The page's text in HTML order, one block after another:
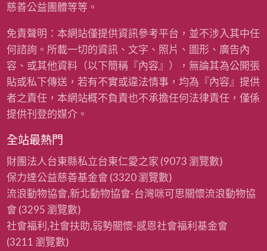
慈善公益團體等等。
免責聲明：本網站僅提供資訊參考平台，並不涉入其中任
何諮詢。所載一切的資訊、文字、照片、圖形、廣告內
容、或其他資料（以下簡稱『內容』），無論其為公開張
貼或私下傳送，若有不實或違法情事，均為『內容』提供
者之責任，本網站概不負責也不承擔任何法律責任，僅係
提供刊登的媒介。
全站最熱門
財團法人台東縣私立台東仁愛之家 (9073 瀏覽數)
保力達公益慈善基金會 (3320 瀏覽數)
流浪動物協會,新北動物協會-台灣咪可思關懷流浪動物協
會 (3295 瀏覽數)
社會福利,社會扶助,弱勢關懷-感恩社會福利基金會
(3211 瀏覽數)